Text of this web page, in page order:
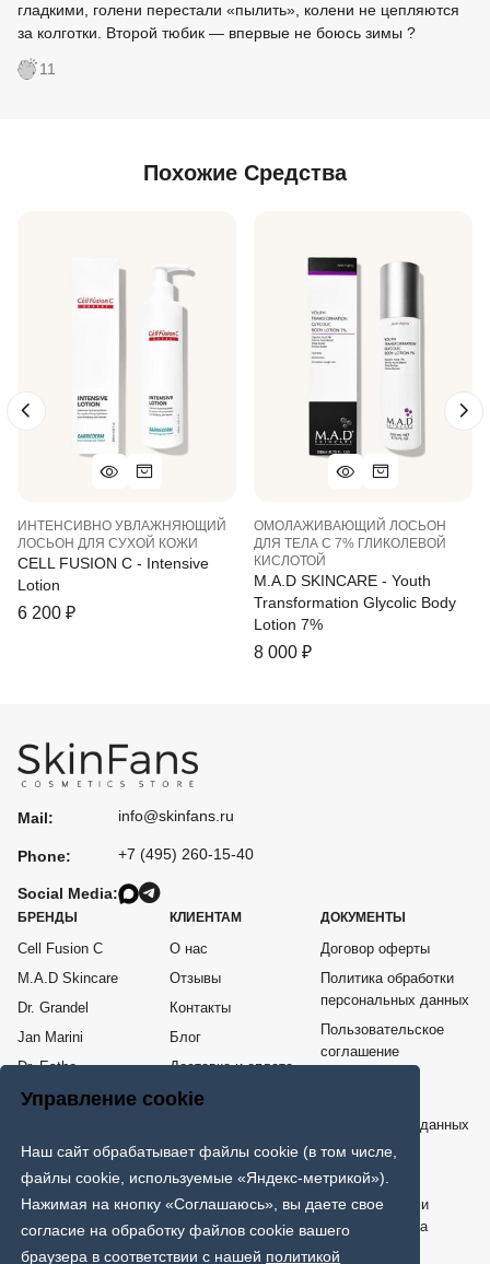
Управление cookie
Наш сайт обрабатывает файлы cookie (в том числе,
файлы cookie, используемые «Яндекс-метрикой»).
Нажимая на кнопку «Соглашаюсь», вы даете свое
согласие на обработку файлов cookie вашего
браузера в соответствии с нашей политикой
гладкими, голени перестали «пылить», колени не цепляются
за колготки. Второй тюбик — впервые не боюсь зимы ?
11
Похожие Средства
ИНТЕНСИВНО УВЛАЖНЯЮЩИЙ
ЛОСЬОН ДЛЯ СУХОЙ КОЖИ
CELL FUSION C - Intensive
Lotion
6 200 ₽
ОМОЛАЖИВАЮЩИЙ ЛОСЬОН
ДЛЯ ТЕЛА С 7% ГЛИКОЛЕВОЙ
КИСЛОТОЙ
M.A.D SKINCARE - Youth
Transformation Glycolic Body
Lotion 7%
8 000 ₽
Mail:
Phone:
Social Media:
info@skinfans.ru
+7 (495) 260-15-40
БРЕНДЫ
Cell Fusion C
M.A.D Skincare
Dr. Grandel
Jan Marini
Dr. Esthe
Me Line
КЛИЕНТАМ
О нас
Отзывы
Контакты
Блог
Доставка и оплата
Возврат товара
ДОКУМЕНТЫ
Договор оферты
Политика обработки
персональных данных
Пользовательское
соглашение
персональных данных
Карта сайта
ИНТЕРНЕТ - МАГАЗИН ПРОФЕССИОНАЛЬНОЙ КОСМЕТИКИ
Только клинически проверенная и протестированная врачами
дерматологами и косметологами эффективная космецевтика
мировых брендов.